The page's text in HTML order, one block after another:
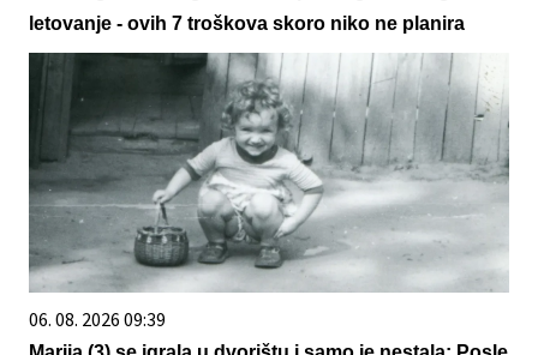
letovanje - ovih 7 troškova skoro niko ne planira
06. 08. 2026 09:39